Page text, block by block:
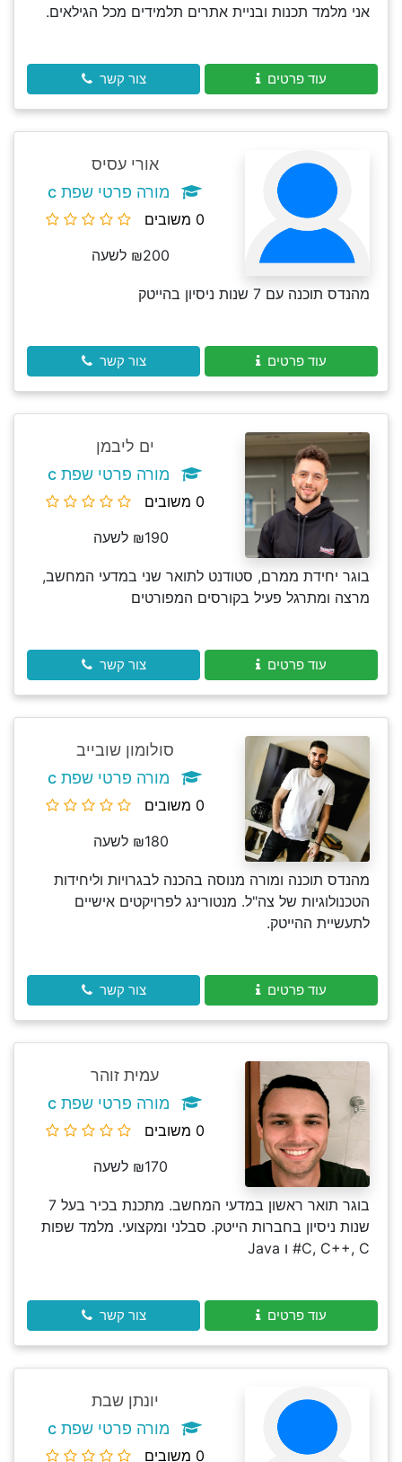
אני מלמד תכנות ובניית אתרים תלמידים מכל הגילאים.
עוד פרטים צור קשר
אורי עסיס
מורה פרטי שפת c
0 משובים
₪200 לשעה
מהנדס תוכנה עם 7 שנות ניסיון בהייטק
עוד פרטים צור קשר
ים ליבמן
מורה פרטי שפת c
0 משובים
₪190 לשעה
בוגר יחידת ממרם, סטודנט לתואר שני במדעי המחשב,
מרצה ומתרגל פעיל בקורסים המפורטים
עוד פרטים צור קשר
סולומון שובייב
מורה פרטי שפת c
0 משובים
₪180 לשעה
מהנדס תוכנה ומורה מנוסה בהכנה לבגרויות וליחידות
הטכנולוגיות של צה"ל. מנטורינג לפרויקטים אישיים
לתעשיית ההייטק.
עוד פרטים צור קשר
עמית זוהר
מורה פרטי שפת c
0 משובים
₪170 לשעה
בוגר תואר ראשון במדעי המחשב. מתכנת בכיר בעל 7
שנות ניסיון בחברות הייטק. סבלני ומקצועי. מלמד שפות
C, C++, C# ו Java
עוד פרטים צור קשר
יונתן שבת
מורה פרטי שפת c
0 משובים